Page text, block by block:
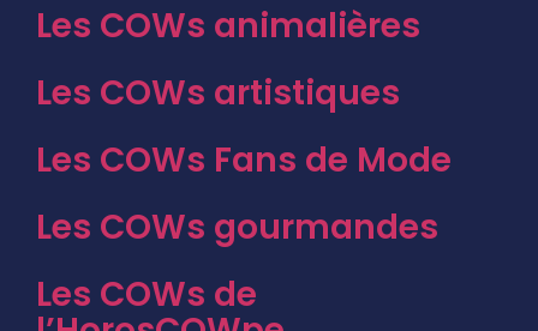
Les COWs animalières
Les COWs artistiques
Les COWs Fans de Mode
Les COWs gourmandes
Les COWs de